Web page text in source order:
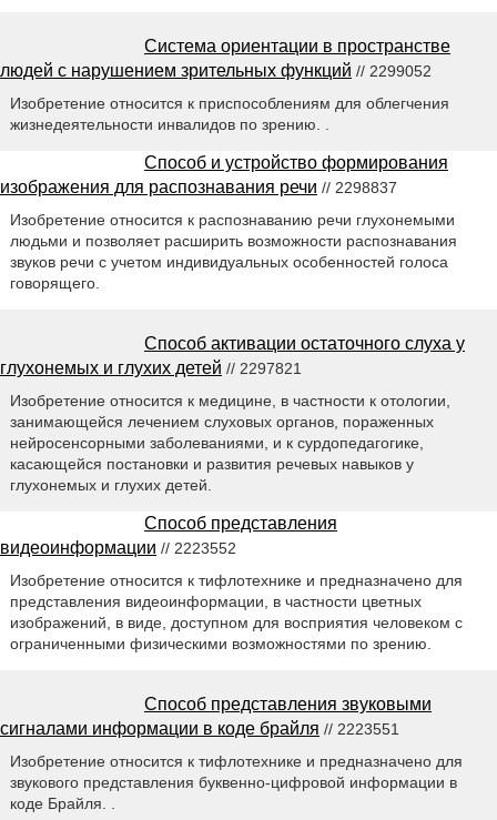
Система ориентации в пространстве
людей с нарушением зрительных функций // 2299052
Изобретение относится к приспособлениям для облегчения
жизнедеятельности инвалидов по зрению. .
Способ и устройство формирования
изображения для распознавания речи // 2298837
Изобретение относится к распознаванию речи глухонемыми
людьми и позволяет расширить возможности распознавания
звуков речи с учетом индивидуальных особенностей голоса
говорящего.
Способ активации остаточного слуха у
глухонемых и глухих детей // 2297821
Изобретение относится к медицине, в частности к отологии,
занимающейся лечением слуховых органов, пораженных
нейросенсорными заболеваниями, и к сурдопедагогике,
касающейся постановки и развития речевых навыков у
глухонемых и глухих детей.
Способ представления
видеоинформации // 2223552
Изобретение относится к тифлотехнике и предназначено для
представления видеоинформации, в частности цветных
изображений, в виде, доступном для восприятия человеком с
ограниченными физическими возможностями по зрению.
Способ представления звуковыми
сигналами информации в коде брайля // 2223551
Изобретение относится к тифлотехнике и предназначено для
звукового представления буквенно-цифровой информации в
коде Брайля. .